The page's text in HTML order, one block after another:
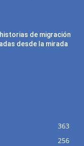
de migración
desde la mirada
363
256